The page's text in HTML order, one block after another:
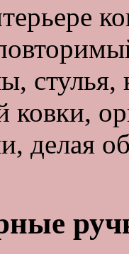
ковки,
делая